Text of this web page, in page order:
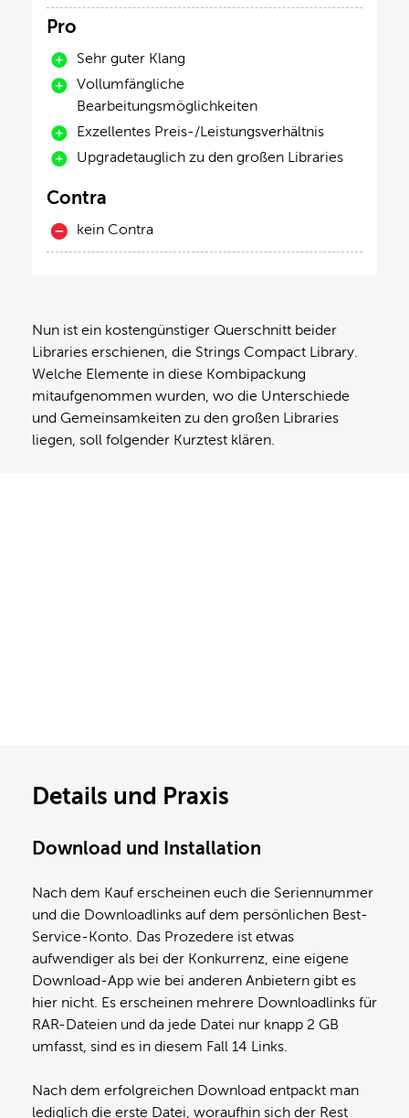
Pro
Sehr guter Klang
Vollumfängliche
Bearbeitungsmöglichkeiten
Exzellentes Preis-/Leistungsverhältnis
Upgradetauglich zu den großen Libraries
Contra
kein Contra
Nun ist ein kostengünstiger Querschnitt beider
Libraries erschienen, die Strings Compact Library.
Welche Elemente in diese Kombipackung
mitaufgenommen wurden, wo die Unterschiede
und Gemeinsamkeiten zu den großen Libraries
liegen, soll folgender Kurztest klären.
Details und Praxis
Download und Installation
Nach dem Kauf erscheinen euch die Seriennummer
und die Downloadlinks auf dem persönlichen Best-
Service-Konto. Das Prozedere ist etwas
aufwendiger als bei der Konkurrenz, eine eigene
Download-App wie bei anderen Anbietern gibt es
hier nicht. Es erscheinen mehrere Downloadlinks für
RAR-Dateien und da jede Datei nur knapp 2 GB
umfasst, sind es in diesem Fall 14 Links.
Nach dem erfolgreichen Download entpackt man
lediglich die erste Datei, woraufhin sich der Rest